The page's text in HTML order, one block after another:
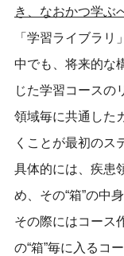
き、なおかつ学ぶ
「学習ライブラリ
中でも、将来的な
じた学習コースの
領域毎に共通した
くことが最初のス
具体的には、疾患
め、その“箱”の中
その際にはコース
の“箱”毎に入るコ